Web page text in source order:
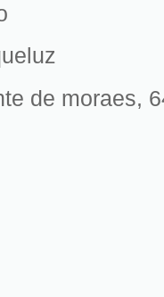
de moraes,